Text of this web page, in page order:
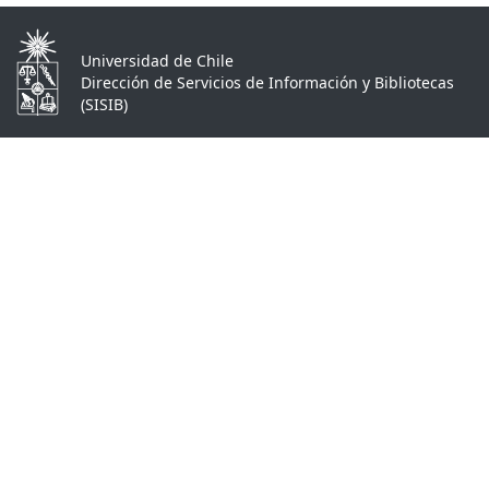
Universidad de Chile
Dirección de Servicios de Información y Bibliotecas
(SISIB)